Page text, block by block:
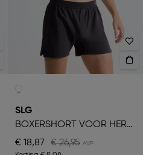
SLG
BOXERSHORT VOOR HEREN
€ 18,87
€ 26,95